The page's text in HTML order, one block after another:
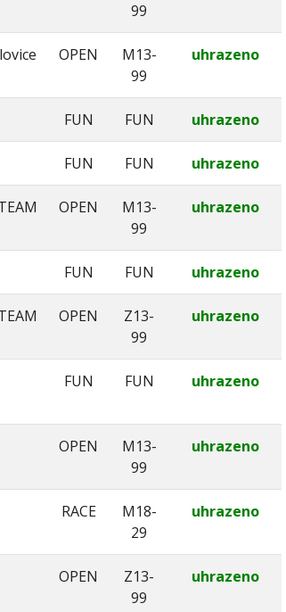
99
OPEN
M13-
99
uhrazeno
FUN FUN uhrazeno
FUN FUN uhrazeno
OPEN
M13-
99
uhrazeno
FUN FUN uhrazeno
OPEN
Z13-
99
uhrazeno
FUN FUN uhrazeno
OPEN
M13-
99
uhrazeno
RACE
M18-
29
uhrazeno
OPEN
Z13-
99
uhrazeno